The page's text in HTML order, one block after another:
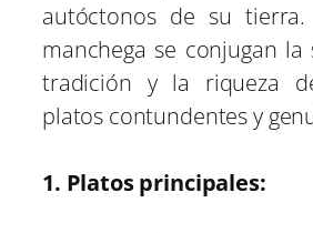
autóctonos de su
manchega se conjugan la
tradición y la riqueza
platos contundentes y
1. Platos principales: